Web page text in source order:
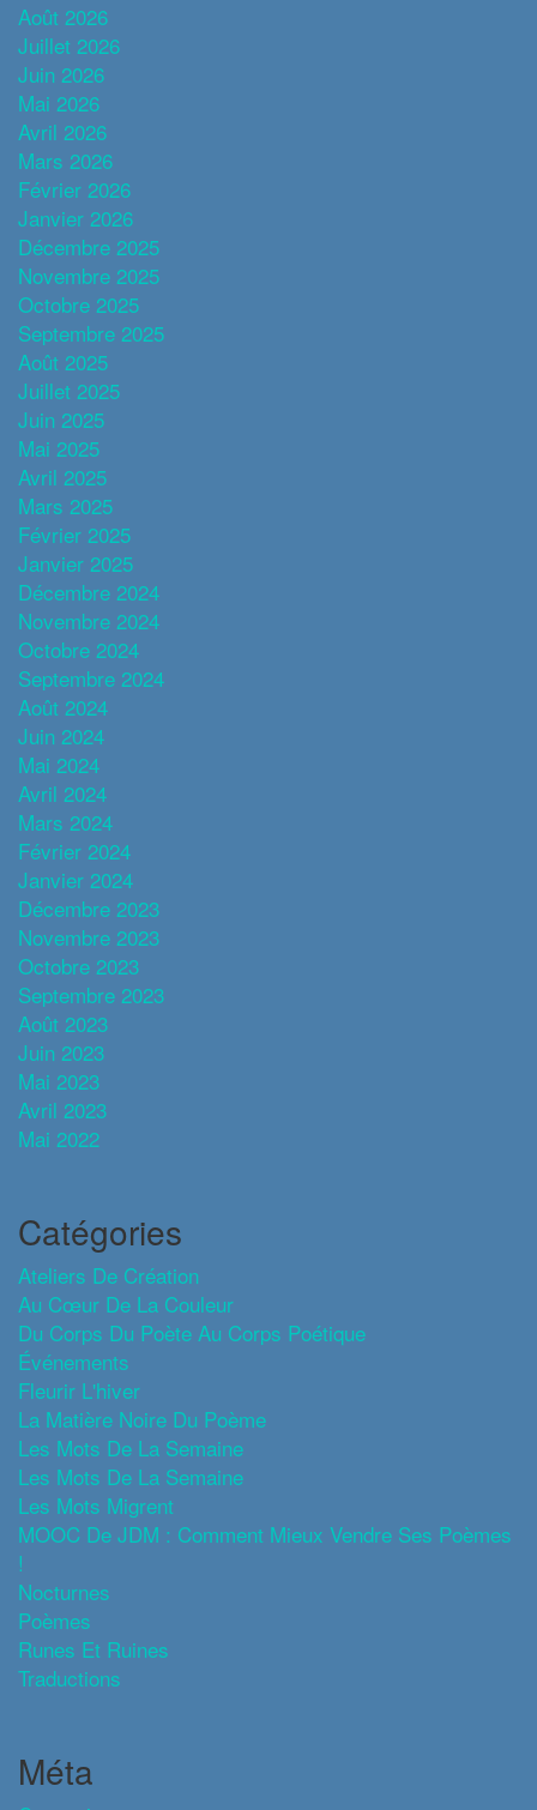
Août 2026
Juillet 2026
Juin 2026
Mai 2026
Avril 2026
Mars 2026
Février 2026
Janvier 2026
Décembre 2025
Novembre 2025
Octobre 2025
Septembre 2025
Août 2025
Juillet 2025
Juin 2025
Mai 2025
Avril 2025
Mars 2025
Février 2025
Janvier 2025
Décembre 2024
Novembre 2024
Octobre 2024
Septembre 2024
Août 2024
Juin 2024
Mai 2024
Avril 2024
Mars 2024
Février 2024
Janvier 2024
Décembre 2023
Novembre 2023
Octobre 2023
Septembre 2023
Août 2023
Juin 2023
Mai 2023
Avril 2023
Mai 2022
Catégories
Ateliers De Création
Au Cœur De La Couleur
Du Corps Du Poète Au Corps Poétique
Événements
Fleurir L'hiver
La Matière Noire Du Poème
Les Mots De La Semaine
Les Mots De La Semaine
Les Mots Migrent
MOOC De JDM : Comment Mieux Vendre Ses Poèmes
!
Nocturnes
Poèmes
Runes Et Ruines
Traductions
Méta